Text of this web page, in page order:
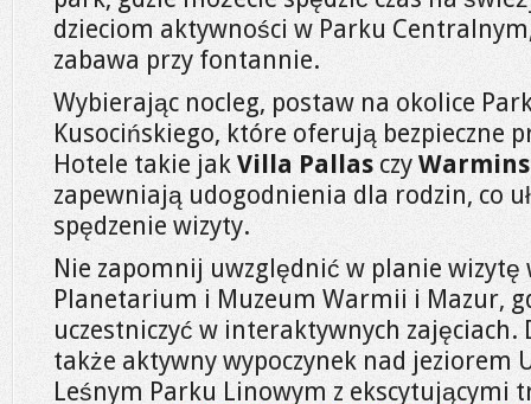
dzieciom aktywności w Parku
zabawa przy fontannie.
Wybierając nocleg, postaw na okolice
Kusocińskiego, które oferują bezpieczne
Hotele takie jak Villa Pallas czy
zapewniają udogodnienia dla rodzin, co
spędzenie wizyty.
Nie zapomnij uwzględnić w planie wizytę
Planetarium i Muzeum Warmii i Mazur,
uczestniczyć w interaktywnych
także aktywny wypoczynek nad jeziorem
Leśnym Parku Linowym z ekscytującymi